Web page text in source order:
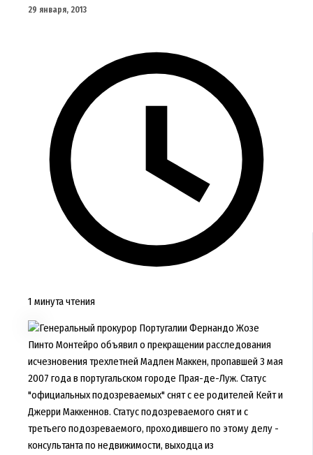
29 января, 2013
1 минута чтения
Генеральный прокурор Португалии Фернандо Жозе
Пинто Монтейро объявил о прекращении расследования
исчезновения трехлетней Мадлен Маккен, пропавшей 3 мая
2007 года в португальском городе Прая-де-Луж. Статус
"официальных подозреваемых" снят с ее родителей Кейт и
Джерри Маккеннов. Статус подозреваемого снят и с
третьего подозреваемого, проходившего по этому делу -
консультанта по недвижимости, выходца из